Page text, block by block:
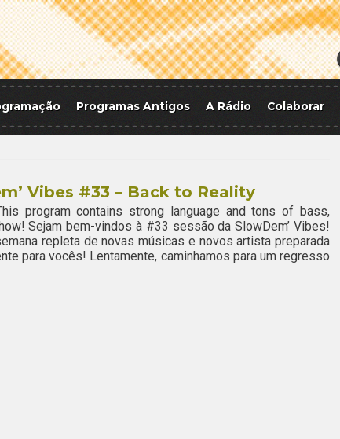
Programas Antigos A Rádio Colaborar
Vibes #33 – Back to Reality
program contains strong language and tons of bass,
Sejam bem-vindos à #33 sessão da SlowDem’ Vibes!
repleta de novas músicas e novos artista preparada
para vocês! Lentamente, caminhamos para um regresso